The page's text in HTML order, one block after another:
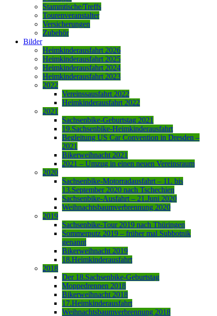
Stammtische/Treffs
Tourenveranstalter
Versicherungen
Zubehör
Bilder
Heimkinderausfahrt 2026
Heimkinderausfahrt 2025
Heimkinderausfahrt 2024
Heimkinderausfahrt 2023
2022
Vereinssausfahrt 2022
Heimkinderausfahrt 2022
2021
Sachsenbike-Geburtstag 2021
19.Sachsenbike-Heimkinderausfahrt
Begleitung US Car Convention in Dresden –
2021
Bikerweihnacht 2021
2021 – Umzug in einen neuen Vereinsraum
2020
Sachsenbike-Motorradausfahrt – 11. bis
13.September 2020 nach Tschechien
Sachsenbike-Ausfahrt – 21.Juni 2020
Weihnachtsbaumverbrennung 2020
2019
Sachsenbike-Tour 2019 nach Thüringen
Sommerputz 2019 – früher mal Subbotnik
genannt
Bikerweihnacht 2019
18.Heimkinderausfahrt
2018
Der 18.Sachsenbike-Geburtstag
Moppedrennen 2018
Bikerweihnacht 2018
17.Heimkinderausfahrt
Weihnachtsbaumverbrennung 2018